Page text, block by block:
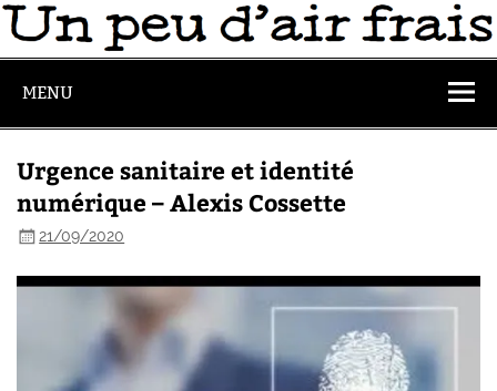
MENU
Urgence sanitaire et identité
numérique – Alexis Cossette
21/09/2020